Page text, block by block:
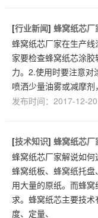
[行业新闻] 蜂窝纸芯厂
蜂窝纸芯厂家在生产
家要检查蜂窝纸芯涂
力。2.使用时要注意对
喷洒少量油雾或减摩
发布时间：2017-12-
[技术知识] 蜂窝纸芯厂
蜂窝纸芯厂家解说如
蜂窝纸板、蜂窝纸托
用大量的原纸。而蜂
求。蜂窝纸芯主要技
度、定量、